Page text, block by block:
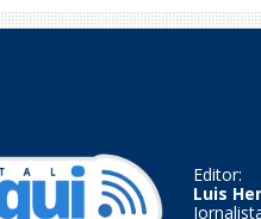
Editor:
Luis